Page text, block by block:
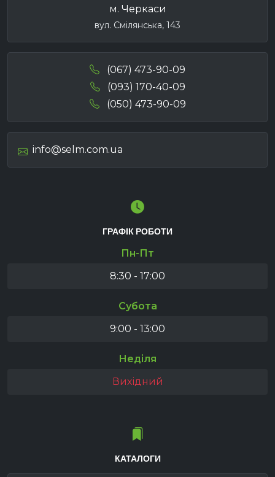
м. Черкаси
вул. Смілянська, 143
(067) 473-90-09
(093) 170-40-09
(050) 473-90-09
info@selm.com.ua
ГРАФІК РОБОТИ
Пн-Пт
8:30 - 17:00
Субота
9:00 - 13:00
Неділя
Вихідний
КАТАЛОГИ